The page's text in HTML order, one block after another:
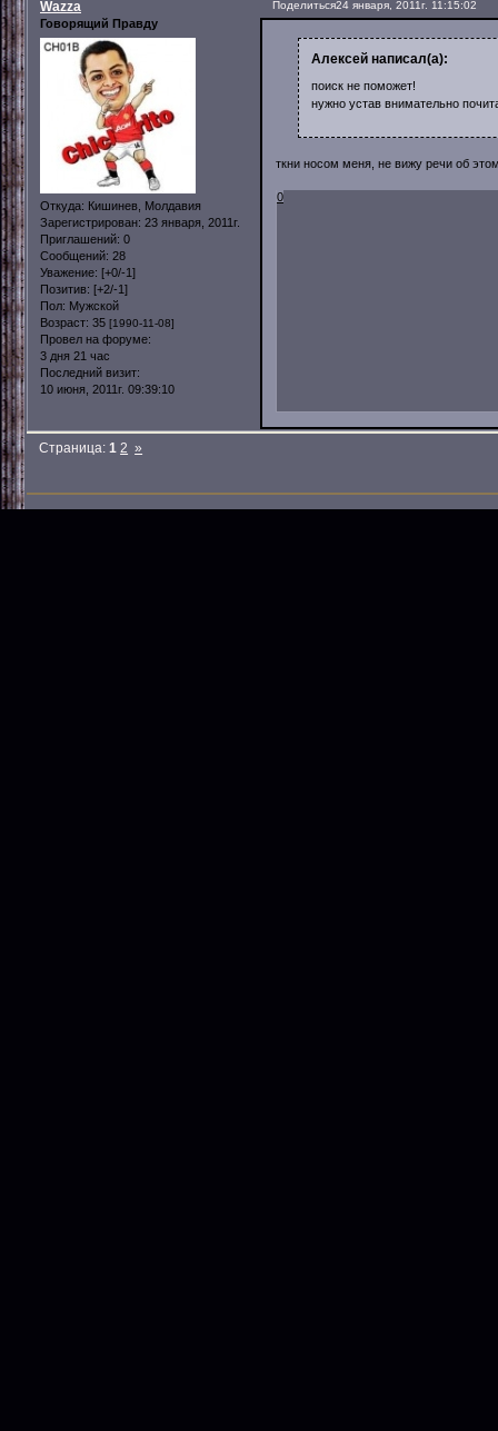
Поделиться24 января, 2011г. 11:15:02
Wazza
Говорящий Правду
Откуда: Кишинев, Молдавия
Зарегистрирован: 23 января, 2011г.
Приглашений: 0
Сообщений: 28
Уважение: [+0/-1]
Позитив: [+2/-1]
Пол: Мужской
Возраст: 35 [1990-11-08]
Провел на форуме:
3 дня 21 час
Последний визит:
10 июня, 2011г. 09:39:10
Алексей написал(а):
поиск не поможет!
нужно устав внимательно
ткни носом меня, не вижу речи об
0
Страница:1 2 »